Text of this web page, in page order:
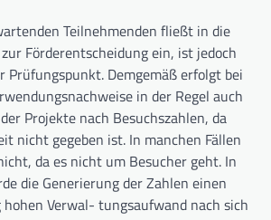
Teilnehmenden fließt in die
Förderentscheidung ein, ist jedoch
Prüfungspunkt. Demgemäß erfolgt bei
in der Regel auch
Projekte nach Besuchszahlen, da
nicht gegeben ist. In manchen Fällen
da es nicht um Besucher geht. In
die Generierung der Zahlen einen
Verwal- tungsaufwand nach sich